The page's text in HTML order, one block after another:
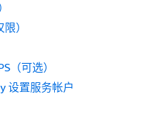
）
（可选）
设置服务帐户